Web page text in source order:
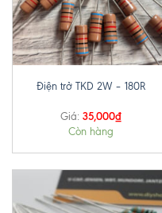
Điện trở TKD 2W – 180R
Giá: 35,000₫
Còn hàng